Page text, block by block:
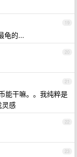
19
龟的...
20
21
能干嘛。。我纯粹是
灵感
22
23